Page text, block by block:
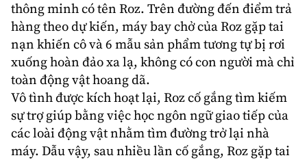
thông minh có tên Roz. Trên đường đến điểm trả
hàng theo dự kiến, máy bay chở của Roz gặp tai
nạn khiến cô và 6 mẫu sản phẩm tương tự bị rơi
xuống hoàn đảo xa lạ, không có con người mà chỉ
toàn động vật hoang dã.
Vô tình được kích hoạt lại, Roz cố gắng tìm kiếm
sự trợ giúp bằng việc học ngôn ngữ giao tiếp của
các loài động vật nhằm tìm đường trở lại nhà
máy. Dẫu vậy, sau nhiều lần cố gắng, Roz gặp tai